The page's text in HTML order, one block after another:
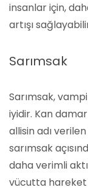
insanlar için,
artışı
Sarımsak
Sarımsak,
iyidir. Kan
allisin adı
sarımsak
daha verimli
vücutta hareket